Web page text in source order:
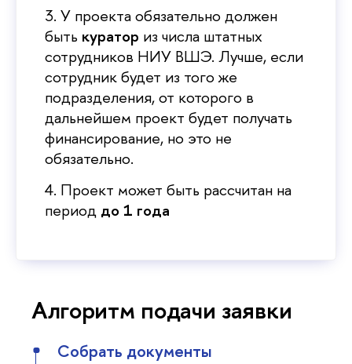
3. У проекта обязательно должен
ыть куратор из числа штатных
сотрудников НИУ ВШЭ. Лучше, если
сотрудник будет из того же
подразделения, от которого
дальнейшем проект будет получать
финансирование, но это не
обязательно.
4. Проект может быть рассчитан на
период до 1 года
Алгоритм подачи заявки
Собрать документы